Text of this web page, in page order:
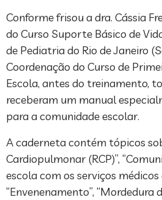
Conforme frisou a dra. Cássia
do Curso Suporte Básico de
de Pediatria do Rio de Janeiro
Coordenação do Curso de
Escola, antes do treinamento,
receberam um manual
para a comunidade escolar.
A caderneta contém tópicos
Cardiopulmonar (RCP)”,
escola com os serviços médicos
“Envenenamento”, “Mordedura